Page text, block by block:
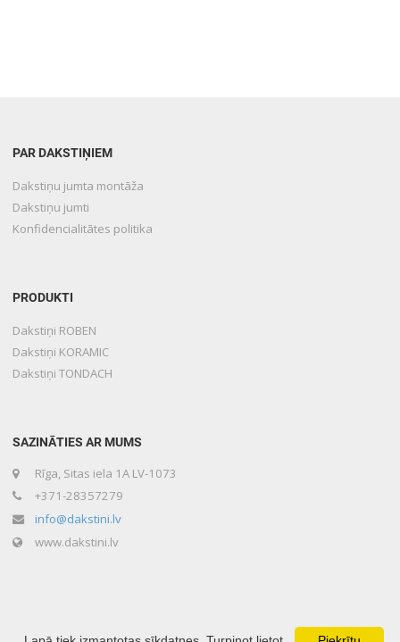
PAR DAKSTIŅIEM
Dakstiņu jumta montāža
Dakstiņu jumti
Konfidencialitātes politika
PRODUKTI
Dakstiņi ROBEN
Dakstiņi KORAMIC
Dakstiņi TONDACH
SAZINĀTIES AR MUMS
Rīga, Sitas iela 1A LV-1073
+371-28357279
info@dakstini.lv
www.dakstini.lv